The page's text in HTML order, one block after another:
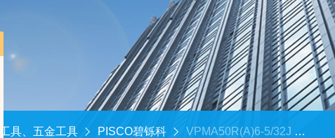
工具、五金工具 PISCO碧铄科 VPMA50R(A)6-5/32J *1中村代理-日本PISCO碧铄科真空吸盘